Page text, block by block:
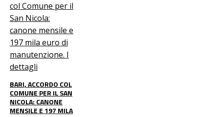
BARI, ACCORDO COL
COMUNE PER IL SAN
NICOLA: CANONE
MENSILE E 197 MILA